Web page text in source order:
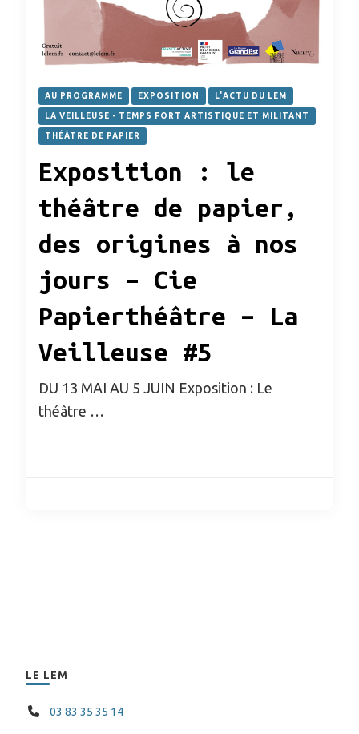
AU PROGRAMME EXPOSITION L'ACTU DU LEM
LA VEILLEUSE - TEMPS FORT ARTISTIQUE ET MILITANT
THÉÂTRE DE PAPIER
Exposition : le
théâtre de papier,
des origines à nos
jours – Cie
Papierthéâtre – La
Veilleuse #5
DU 13 MAI AU 5 JUIN Exposition : Le
théâtre …
LE LEM
03 83 35 35 14